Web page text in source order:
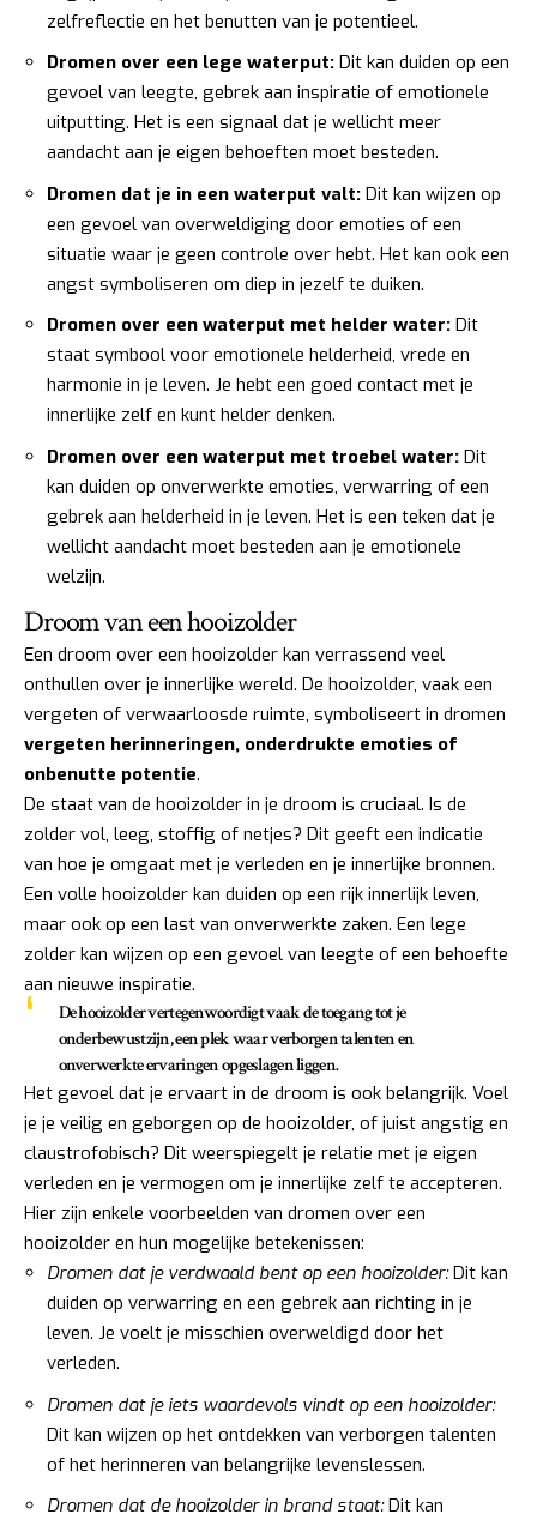
zelfreflectie en het benutten van je potentieel.
Dromen over een lege waterput: Dit kan duiden op een
gevoel van leegte, gebrek aan inspiratie of emotionele
uitputting. Het is een signaal dat je wellicht meer
aandacht aan je eigen behoeften moet besteden.
Dromen dat je in een waterput valt: Dit kan wijzen op
een gevoel van overweldiging door emoties of een
situatie waar je geen controle over hebt. Het kan ook een
angst symboliseren om diep in jezelf te duiken.
Dromen over een waterput met helder water: Dit
staat symbool voor emotionele helderheid, vrede en
harmonie in je leven. Je hebt een goed contact met je
innerlijke zelf en kunt helder denken.
Dromen over een waterput met troebel water: Dit
kan duiden op onverwerkte emoties, verwarring of een
gebrek aan helderheid in je leven. Het is een teken dat je
wellicht aandacht moet besteden aan je emotionele
welzijn.
Droom van een hooizolder
Een droom over een hooizolder kan verrassend veel
onthullen over je innerlijke wereld. De hooizolder, vaak een
vergeten of verwaarloosde ruimte, symboliseert in dromen
vergeten herinneringen, onderdrukte emoties of
onbenutte potentie.
De staat van de hooizolder in je droom is cruciaal. Is de
zolder vol, leeg, stoffig of netjes? Dit geeft een indicatie
van hoe je omgaat met je verleden en je innerlijke bronnen.
Een volle hooizolder kan duiden op een rijk innerlijk leven,
maar ook op een last van onverwerkte zaken. Een lege
zolder kan wijzen op een gevoel van leegte of een behoefte
aan nieuwe inspiratie.
De hooizolder vertegenwoordigt vaak de toegang tot je
onderbewustzijn, een plek waar verborgen talenten en
onverwerkte ervaringen opgeslagen liggen.
Het gevoel dat je ervaart in de droom is ook belangrijk. Voel
je je veilig en geborgen op de hooizolder, of juist angstig en
claustrofobisch? Dit weerspiegelt je relatie met je eigen
verleden en je vermogen om je innerlijke zelf te accepteren.
Hier zijn enkele voorbeelden van dromen over een
hooizolder en hun mogelijke betekenissen:
Dromen dat je verdwaald bent op een hooizolder:Dit kan
duiden op verwarring en een gebrek aan richting in je
leven. Je voelt je misschien overweldigd door het
verleden.
Dromen dat je iets waardevols vindt op een hooizolder:
Dit kan wijzen op het ontdekken van verborgen talenten
of het herinneren van belangrijke levenslessen.
Dromen dat de hooizolder in brand staat:Dit kan